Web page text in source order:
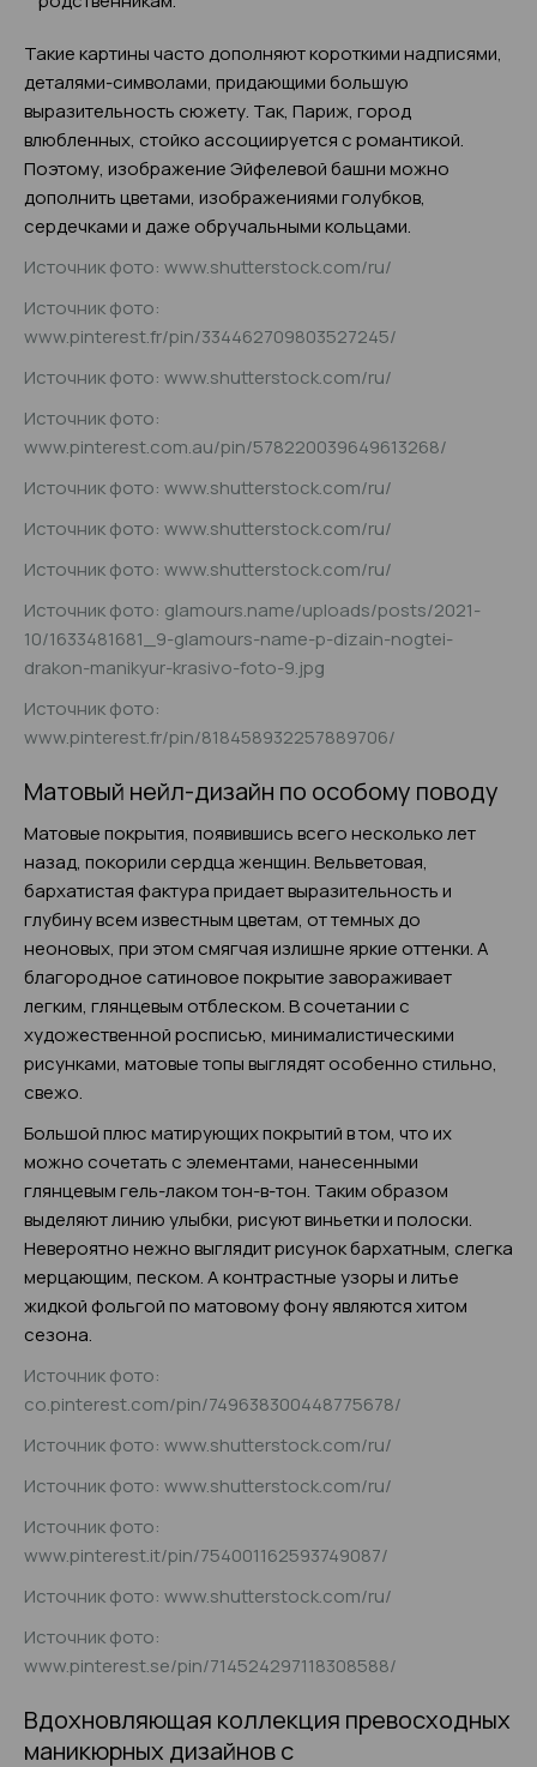
Такие картины часто дополняют короткими надписями,
деталями-символами, придающими большую
выразительность сюжету. Так, Париж, город
влюбленных, стойко ассоциируется с романтикой.
Поэтому, изображение Эйфелевой башни можно
дополнить цветами, изображениями голубков,
сердечками и даже обручальными кольцами.
Источник фото: www.shutterstock.com/ru/
Источник фото:
www.pinterest.fr/pin/334462709803527245/
Источник фото: www.shutterstock.com/ru/
Источник фото:
www.pinterest.com.au/pin/578220039649613268/
Источник фото: www.shutterstock.com/ru/
Источник фото: www.shutterstock.com/ru/
Источник фото: www.shutterstock.com/ru/
Источник фото: glamours.name/uploads/posts/2021-
10/1633481681_9-glamours-name-p-dizain-nogtei-
drakon-manikyur-krasivo-foto-9.jpg
Источник фото:
www.pinterest.fr/pin/818458932257889706/
Матовый нейл-дизайн по особому поводу
Матовые покрытия, появившись всего несколько лет
назад, покорили сердца женщин. Вельветовая,
бархатистая фактура придает выразительность и
глубину всем известным цветам, от темных до
неоновых, при этом смягчая излишне яркие оттенки. А
благородное сатиновое покрытие завораживает
легким, глянцевым отблеском. В сочетании с
художественной росписью, минималистическими
рисунками, матовые топы выглядят особенно стильно,
свежо.
Большой плюс матирующих покрытий в том, что их
можно сочетать с элементами, нанесенными
глянцевым гель-лаком тон-в-тон. Таким образом
выделяют линию улыбки, рисуют виньетки и полоски.
Невероятно нежно выглядит рисунок бархатным, слегка
мерцающим, песком. А контрастные узоры и литье
жидкой фольгой по матовому фону являются хитом
сезона.
Источник фото:
co.pinterest.com/pin/749638300448775678/
Источник фото: www.shutterstock.com/ru/
Источник фото: www.shutterstock.com/ru/
Источник фото:
www.pinterest.it/pin/754001162593749087/
Источник фото: www.shutterstock.com/ru/
Источник фото:
www.pinterest.se/pin/714524297118308588/
Вдохновляющая коллекция превосходных
маникюрных дизайнов с